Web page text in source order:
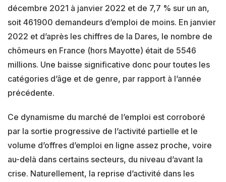
décembre 2021 à janvier 2022 et de 7,7 % sur un an,
soit 461900 demandeurs d’emploi de moins. En janvier
2022 et d’après les chiffres de la Dares, le nombre de
chômeurs en France (hors Mayotte) était de 5546
millions. Une baisse significative donc pour toutes les
catégories d’âge et de genre, par rapport à l’année
précédente.
Ce dynamisme du marché de l’emploi est corroboré
par la sortie progressive de l’activité partielle et le
volume d’offres d’emploi en ligne assez proche, voire
au-delà dans certains secteurs, du niveau d’avant la
crise. Naturellement, la reprise d’activité dans les